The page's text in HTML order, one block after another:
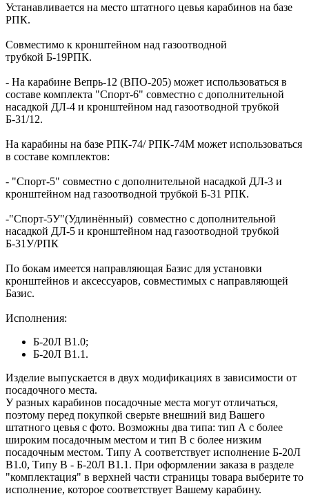
Устанавливается на место штатного цевья карабинов на базе
РПК.
Совместимо к кронштейном над газоотводной
трубкой Б-19РПК.
- На карабине Вепрь-12 (ВПО-205) может использоваться в
составе комплекта "Спорт-6" совместно с дополнительной
насадкой ДЛ-4 и кронштейном над газоотводной трубкой
Б-31/12.
На карабины на базе РПК-74/РПК-74М может использоваться
в составе комплектов:
- "Спорт-5" совместно с дополнительной насадкой ДЛ-3 и
кронштейном над газоотводной трубкой Б-31 РПК.
-"Спорт-5У"(Удлинённый) совместно с дополнительной
насадкой ДЛ-5 и кронштейном над газоотводной трубкой
Б-31У/РПК
По бокам имеется направляющая Базис для установки
кронштейнов и аксессуаров, совместимых с направляющей
Базис.
Исполнения:
Б-20Л В1.0;
Б-20Л В1.1.
Изделие выпускается в двух модификациях в зависимости от
посадочного места.
У разных карабинов посадочные места могут отличаться,
поэтому перед покупкой сверьте внешний вид Вашего
штатного цевья с фото. Возможны два типа: тип А с более
широким посадочным местом и тип B с более низким
посадочным местом. Типу А соответствует исполнение Б-20Л
В1.0, Типу B - Б-20Л В1.1. При оформлении заказа в разделе
"комплектация" в верхней части страницы товара выберите то
исполнение, которое соответствует Вашему карабину.